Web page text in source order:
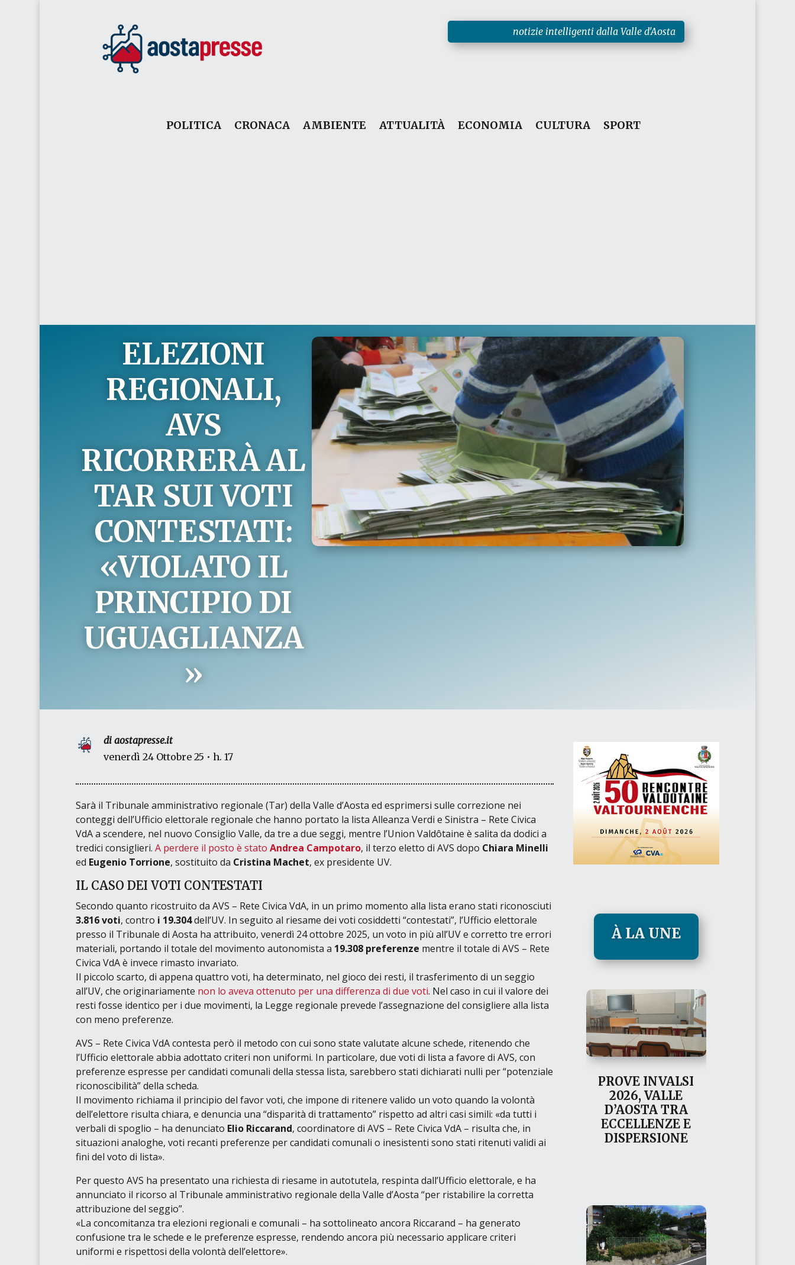
notizie intelligenti dalla Valle d'Aosta
POLITICA CRONACA AMBIENTE ATTUALITÀ ECONOMIA CULTURA SPORT
ELEZIONI
REGIONALI,
AVS
RICORRERÀ AL
TAR SUI VOTI
CONTESTATI:
«VIOLATO IL
PRINCIPIO DI
UGUAGLIANZA
»
di aostapresse.it
venerdì 24 Ottobre 25 • h. 17
Sarà il Tribunale amministrativo regionale (Tar) della Valle d’Aosta ed esprimersi sulle correzione nei
conteggi dell’Ufficio elettorale regionale che hanno portato la lista Alleanza Verdi e Sinistra – Rete Civica
VdAa scendere, nel nuovo Consiglio Valle, da tre a due seggi, mentre l’Union Valdôtaine è salita da dodici a
tredici consiglieri. A perdere il posto è stato Andrea Campotaro, il terzo eletto di AVS dopo Chiara Minelli
ed Eugenio Torrione, sostituito da Cristina Machet, ex presidente UV.
IL CASO DEI VOTI CONTESTATI
Secondo quanto ricostruito da AVS – Rete Civica VdA, in un primo momento alla lista erano stati riconosciuti
3.816 voti, contro i 19.304dell’UV. In seguito al riesame dei voti cosiddetti “contestati”, l’Ufficio elettorale
presso il Tribunale di Aosta ha attribuito, venerdì 24 ottobre 2025, un voto in più all’UV e corretto tre errori
materiali, portando il totale del movimento autonomista a 19.308 preferenze mentre il totale di AVS – Rete
Civica VdA è invece rimasto invariato.
Il piccolo scarto, di appena quattro voti, ha determinato, nel gioco dei resti, il trasferimento di un seggio
all’UV, che originariamente non lo aveva ottenuto per una differenza di due voti. Nel caso in cui il valore dei
resti fosse identico per i due movimenti, la Legge regionale prevede l’assegnazione del consigliere alla lista
con meno preferenze.
AVS – Rete Civica VdA contesta però il metodo con cui sono state valutate alcune schede, ritenendo che
l’Ufficio elettorale abbia adottato criteri non uniformi. In particolare, due voti di lista a favore di AVS, con
preferenze espresse per candidati comunali della stessa lista, sarebbero stati dichiarati nulli per“potenziale
riconoscibilità”della scheda.
Il movimento richiama il principio del favor voti, che impone di ritenere valido un voto quando la volontà
dell’elettore risulta chiara, e denuncia una “disparità di trattamento”rispetto ad altri casi simili: «da tutti i
verbali di spoglio – ha denunciato Elio Riccarand, coordinatore di AVS – Rete Civica VdA – risulta che, in
situazioni analoghe, voti recanti preferenze per candidati comunali o inesistenti sono stati ritenuti validi ai
fini del voto di lista».
Per questo AVS ha presentato una richiesta di riesame in autotutela, respinta dall’Ufficio elettorale, e ha
annunciato il ricorso al Tribunale amministrativo regionale della Valle d’Aosta “per ristabilire la corretta
attribuzione del seggio”.
«La concomitanza tra elezioni regionali e comunali – ha sottolineato ancora Riccarand – ha generato
confusione tra le schede e le preferenze espresse, rendendo ancora più necessario applicare criteri
uniformi e rispettosi della volontà dell’elettore».
À LA UNE
PROVE INVALSI
2026, VALLE
D’AOSTA TRA
ECCELLENZE E
DISPERSIONE